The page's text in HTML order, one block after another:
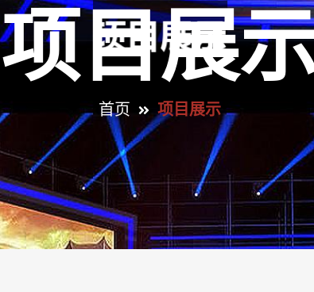
项目展
首页 项目展示